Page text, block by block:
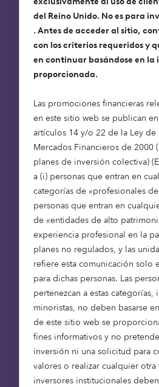
del Reino Unido. No es para
. Antes de acceder al sitio,
con los criterios requeridos y
en continuar basándose en la
proporcionada.
Las promociones financieras
en este sitio web se publican
artículos 14 y/o 22 de la Ley de
Mercados Financieros de 2000
planes de inversión colectiva)
a (i) personas que entran en
categorías de «profesionales
personas que entran en
de «entidades de alto
experiencia profesional en la
planes no regulados, y las
refiere esta comunicación solo
para dichas personas. Las
pertenezcan a estas
minoristas, no deben basarse
de este sitio web se
fines informativos y no
inversión ni una solicitud para
valores o realizar cualquier otra
inversores institucionales
La generación del baby
mucho tiempo se habló
ha alcanzado ya la edad de
por décadas de progreso y
boomers están entrando en
fase más activa y
Esto presenta una poderosa
centrarnos en cómo
nuestros mayores, lo que se
necesidad social y económica.
Por qué el
diferente para los
La generación del baby boom
considerablemente del
la posguerra, de la
de la vivienda, del aumento
inmuebles y de los generosos
pensiones con prestaciones
resultado, son más
generaciones anteriores y
autonomía y la conexión social